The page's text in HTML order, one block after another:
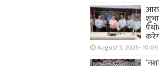
August 3, 2026- 10:09